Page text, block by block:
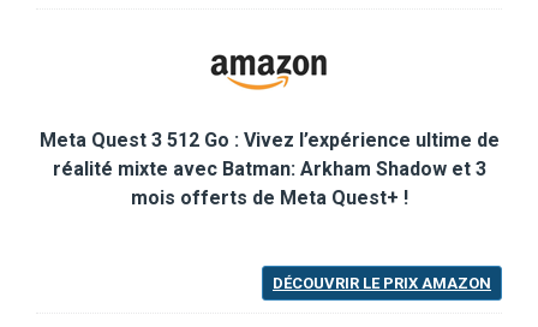
Meta Quest 3 512 Go : Vivez l’expérience ultime de
réalité mixte avec Batman: Arkham Shadow et 3
mois offerts de Meta Quest+ !
DÉCOUVRIR LE PRIX AMAZON